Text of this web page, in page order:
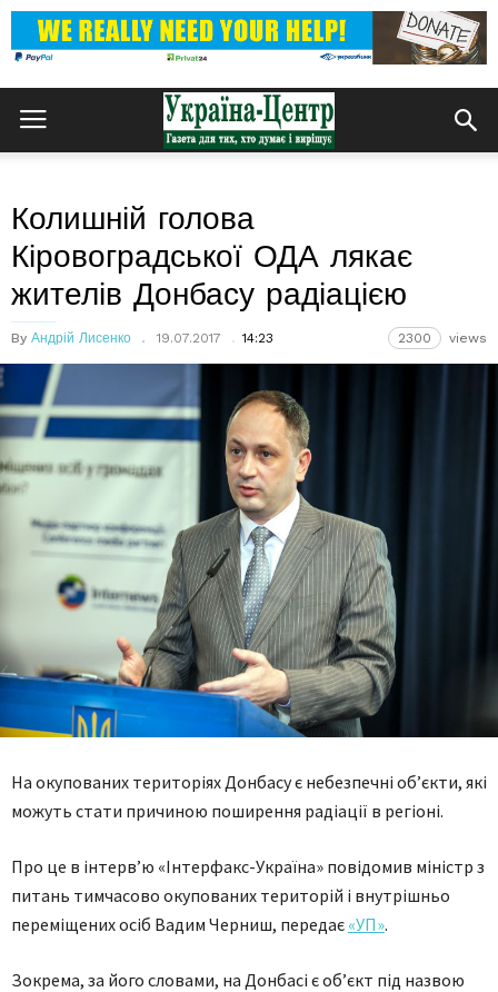
Колишній голова
Кіровоградської ОДА лякає
жителів Донбасу радіацією
By Андрій Лисенко 19.07.2017 14:23 2300 views
На окупованих територіях Донбасу є небезпечні об’єкти, які
можуть стати причиною поширення радіації в регіоні.
Про це в інтерв’ю «Інтерфакс-Україна» повідомив міністр з
питань тимчасово окупованих територій і внутрішньо
переміщених осіб Вадим Черниш, передає «УП».
Зокрема, за його словами, на Донбасі є об’єкт під назвою